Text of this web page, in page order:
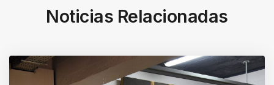
Noticias Relacionadas